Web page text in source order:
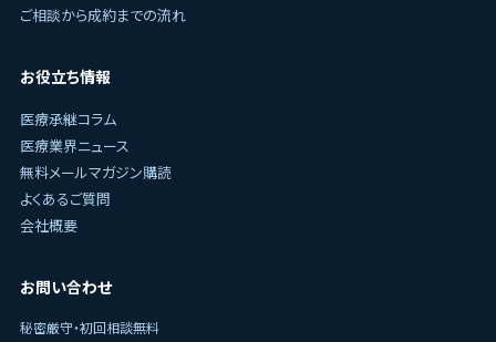
ご相談から成約までの流れ
お役立ち情報
医療承継コラム
医療業界ニュース
無料メールマガジン購読
よくあるご質問
会社概要
お問い合わせ
秘密厳守・初回相談無料